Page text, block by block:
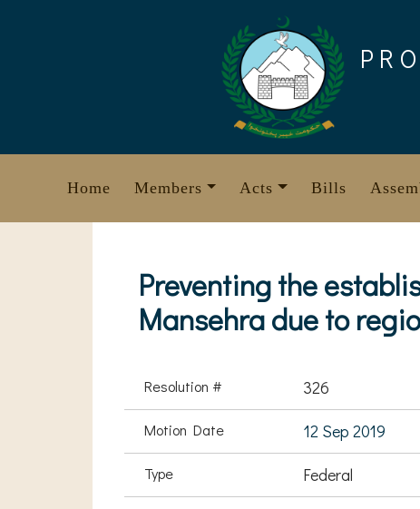
Home Members Acts Bills
Preventing the
Mansehra due to
Resolution # 326
Motion Date 12 Sep 2019
Type Federal